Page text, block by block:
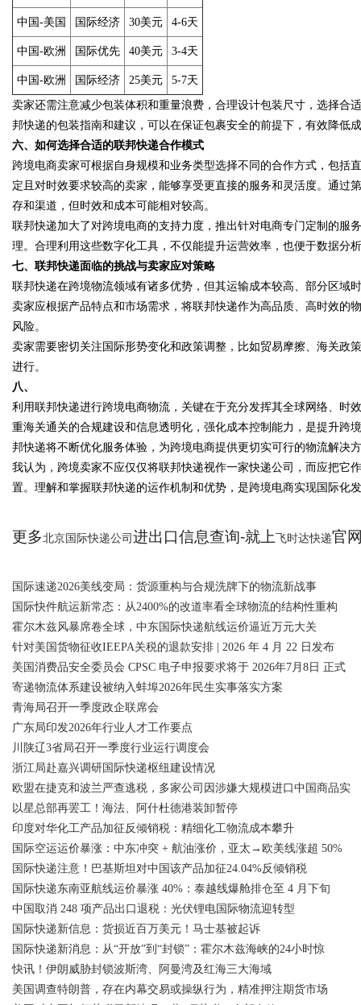
中国-美国 国际经济 30美元 4-6天
中国-欧洲 国际优先 40美元 3-4天
中国-欧洲 国际经济 25美元 5-7天
卖家还需注意减少包装体积和重量浪费，合理设计包装尺寸，选择合
邦快递的包装指南和建议，可以在保证包裹安全的前提下，有效降低
六、如何选择合适的联邦快递合作模式
跨境电商卖家可根据自身规模和业务类型选择不同的合作方式，包括
定且对时效要求较高的卖家，能够享受更直接的服务和灵活度。通过
存和渠道，但时效和成本可能相对较高。
联邦快递加大了对跨境电商的支持力度，推出针对电商专门定制的服
理。合理利用这些数字化工具，不仅能提升运营效率，也便于数据分
七、联邦快递面临的挑战与卖家应对策略
联邦快递在跨境物流领域有诸多优势，但其运输成本较高、部分区域
卖家应根据产品特点和市场需求，将联邦快递作为高品质、高时效的
风险。
卖家需要密切关注国际形势变化和政策调整，比如贸易摩擦、海关政
进行。
八、
利用联邦快递进行跨境电商物流，关键在于充分发挥其全球网络、时
重海关通关的合规建设和信息透明化，强化成本控制能力，是提升跨
邦快递将不断优化服务体验，为跨境电商提供更切实可行的物流解决
我认为，跨境卖家不应仅仅将联邦快递视作一家快递公司，而应把它
置。理解和掌握联邦快递的运作机制和优势，是跨境电商实现国际化
更多北京国际快递公司 进出口信息查询-就上 飞时达快递官
国际速递2026美线变局：货源重构与合规洗牌下的物流新战事
国际快件航运新常态：从2400%的改道率看全球物流的结构性重构
霍尔木兹风暴席卷全球，中东国际快递航线运价逼近万元大关
针对美国货物征收IEEPA关税的退款安排 | 2026 年 4 月 22 日发布
美国消费品安全委员会 CPSC 电子申报要求将于 2026年7月8日 正式
寄递物流体系建设被纳入蚌埠2026年民生实事落实方案
青海局召开一季度政企联席会
广东局印发2026年行业人才工作要点
川陕辽3省局召开一季度行业运行调度会
浙江局赴嘉兴调研国际快递枢纽建设情况
欧盟在捷克和波兰严查逃税，多家公司因涉嫌大规模进口中国商品实
以星总部再罢工！海法、阿什杜德港装卸暂停
印度对华化工产品加征反倾销税：精细化工物流成本攀升
国际空运运价暴涨：中东冲突 + 航油涨价，亚太→欧美线涨超 50%
国际快递注意！巴基斯坦对中国该产品加征24.04%反倾销税
国际快递东南亚航线运价暴涨 40%：泰越线爆舱排仓至 4 月下旬
中国取消 248 项产品出口退税：光伏锂电国际物流迎转型
国际快递新信息：货损近百万美元！马士基被起诉
国际快递新消息：从“开放”到“封锁”：霍尔木兹海峡的24小时惊
快讯！伊朗威胁封锁波斯湾、阿曼湾及红海三大海域
美国调查特朗普，存在内幕交易或操纵行为，精准押注期货市场